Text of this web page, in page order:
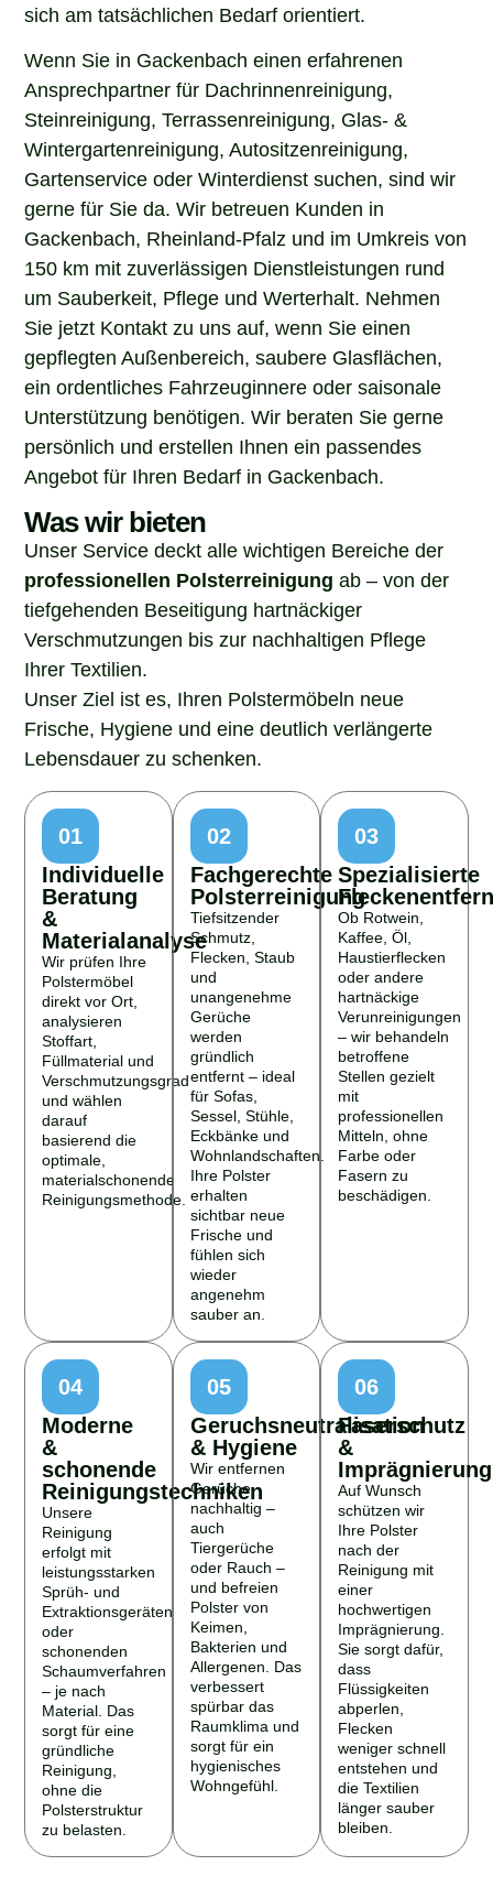
sich am tatsächlichen Bedarf orientiert.
Wenn Sie in Gackenbach einen erfahrenen
Ansprechpartner für Dachrinnenreinigung,
Steinreinigung, Terrassenreinigung, Glas- &
Wintergartenreinigung, Autositzenreinigung,
Gartenservice oder Winterdienst suchen, sind wir
gerne für Sie da. Wir betreuen Kunden in
Gackenbach, Rheinland-Pfalz und im Umkreis von
150 km mit zuverlässigen Dienstleistungen rund
um Sauberkeit, Pflege und Werterhalt. Nehmen
Sie jetzt Kontakt zu uns auf, wenn Sie einen
gepflegten Außenbereich, saubere Glasflächen,
ein ordentliches Fahrzeuginnere oder saisonale
Unterstützung benötigen. Wir beraten Sie gerne
persönlich und erstellen Ihnen ein passendes
Angebot für Ihren Bedarf in Gackenbach.
Was wir bieten
Unser Service deckt alle wichtigen Bereiche der
professionellen Polsterreinigung ab – von der
tiefgehenden Beseitigung hartnäckiger
Verschmutzungen bis zur nachhaltigen Pflege
Ihrer Textilien.
Unser Ziel ist es, Ihren Polstermöbeln neue
Frische, Hygiene und eine deutlich verlängerte
Lebensdauer zu schenken.
01
Individuelle
Beratung
&
Materialanalyse
Wir prüfen Ihre
Polstermöbel
direkt vor Ort,
analysieren
Stoffart,
Füllmaterial und
Verschmutzungsgrad
und wählen
darauf
basierend die
optimale,
materialschonende
Reinigungsmethode.
02
Fachgerechte
Polsterreinigung
Tiefsitzender
Schmutz,
Flecken, Staub
und
unangenehme
Gerüche
werden
gründlich
entfernt – ideal
für Sofas,
Sessel, Stühle,
Eckbänke und
Wohnlandschaften.
Ihre Polster
erhalten
sichtbar neue
Frische und
fühlen sich
wieder
angenehm
sauber an.
03
Spezialisierte
Ob Rotwein,
Kaffee, Öl,
Haustierflecken
oder andere
hartnäckige
Verunreinigungen
– wir behandeln
betroffene
Stellen gezielt
mit
professionellen
Mitteln, ohne
Farbe oder
Fasern zu
beschädigen.
04
Moderne
&
schonende
Reinigungstechniken
Unsere
Reinigung
erfolgt mit
leistungsstarken
Sprüh- und
Extraktionsgeräten
oder
schonenden
Schaumverfahren
– je nach
Material. Das
sorgt für eine
gründliche
Reinigung,
ohne die
Polsterstruktur
zu belasten.
05
Geruchsneutralisation
& Hygiene
Wir entfernen
Gerüche
nachhaltig –
auch
Tiergerüche
oder Rauch –
und befreien
Polster von
Keimen,
Bakterien und
Allergenen. Das
verbessert
spürbar das
Raumklima und
sorgt für ein
hygienisches
Wohngefühl.
06
Faserschutz
&
Imprägnierung
Auf Wunsch
schützen wir
Ihre Polster
nach der
Reinigung mit
einer
hochwertigen
Imprägnierung.
Sie sorgt dafür,
dass
Flüssigkeiten
abperlen,
Flecken
weniger schnell
entstehen und
die Textilien
länger sauber
bleiben.